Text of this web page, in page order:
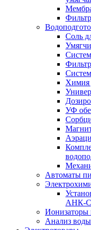
Соль
Химия
УФ
Автоматы
АНК-
Ионизаторы
Анализ воды